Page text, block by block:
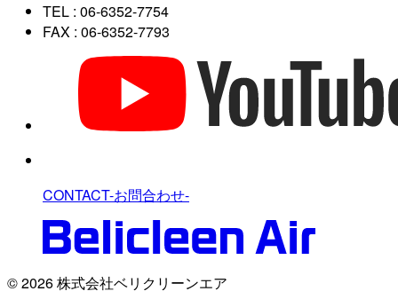
TEL : 06-6352-7754
FAX : 06-6352-7793
CONTACT-お問合わせ-
© 2026 株式会社ベリクリーンエア